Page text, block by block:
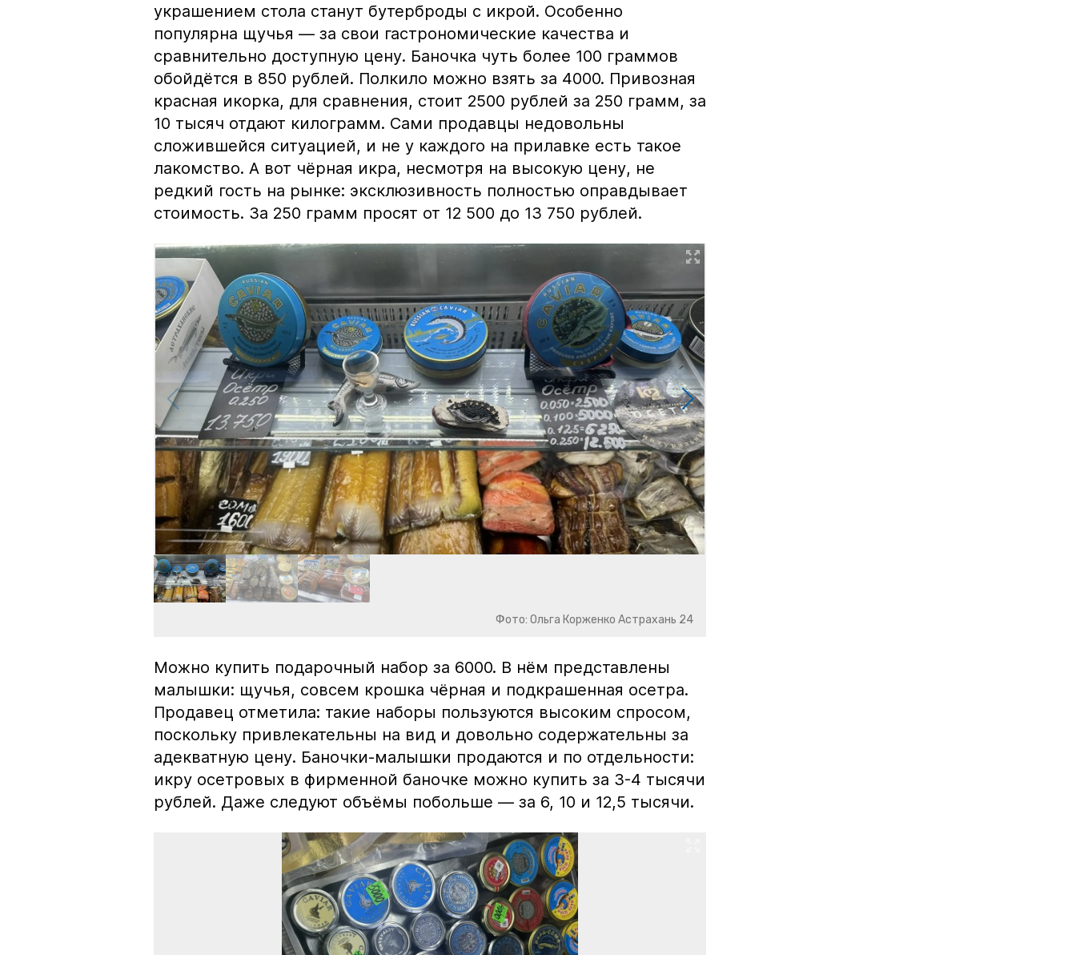
украшением стола станут бутерброды с икрой. Особенно
популярна щучья — за свои гастрономические качества и
сравнительно доступную цену. Баночка чуть более 100 граммов
обойдётся в 850 рублей. Полкило можно взять за 4000. Привозная
красная икорка, для сравнения, стоит 2500 рублей за 250 грамм, за
10 тысяч отдают килограмм. Сами продавцы недовольны
сложившейся ситуацией, и не у каждого на прилавке есть такое
лакомство. А вот чёрная икра, несмотря на высокую цену, не
редкий гость на рынке: эксклюзивность полностью оправдывает
стоимость. За 250 грамм просят от 12 500 до 13 750 рублей.
Фото: Ольга Корженко Астрахань 24
Можно купить подарочный набор за 6000. В нём представлены
малышки: щучья, совсем крошка чёрная и подкрашенная осетра.
Продавец отметила: такие наборы пользуются высоким спросом,
поскольку привлекательны на вид и довольно содержательны за
адекватную цену. Баночки-малышки продаются и по отдельности:
икру осетровых в фирменной баночке можно купить за 3-4 тысячи
рублей. Даже следуют объёмы побольше — за 6, 10 и 12,5 тысячи.